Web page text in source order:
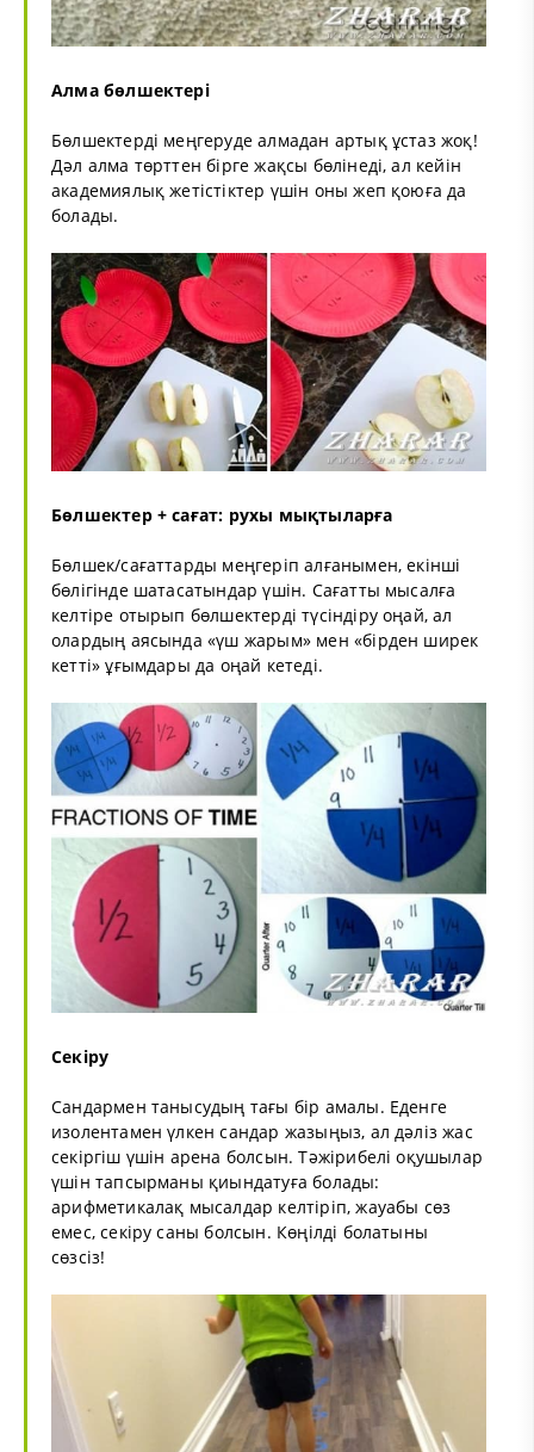
Алма бөлшектері
Бөлшектерді меңгеруде алмадан артық ұстаз жоқ!
Дәл алма төрттен бірге жақсы бөлінеді, ал кейін
академиялық жетістіктер үшін оны жеп қоюға да
болады.
Бөлшектер + сағат: рухы мықтыларға
Бөлшек/сағаттарды меңгеріп алғанымен, екінші
бөлігінде шатасатындар үшін. Сағатты мысалға
келтіре отырып бөлшектерді түсіндіру оңай, ал
олардың аясында «үш жарым» мен «бірден ширек
кетті» ұғымдары да оңай кетеді.
Секіру
Сандармен танысудың тағы бір амалы. Еденге
изолентамен үлкен сандар жазыңыз, ал дәліз жас
секіргіш үшін арена болсын. Тәжірибелі оқушылар
үшін тапсырманы қиындатуға болады:
арифметикалақ мысалдар келтіріп, жауабы сөз
емес, секіру саны болсын. Көңілді болатыны
сөзсіз!